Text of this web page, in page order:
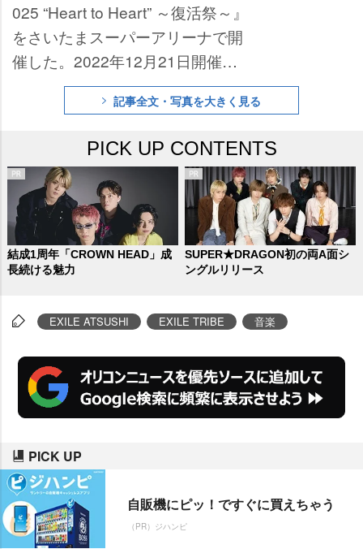
025 “Heart to Heart” ～復活祭～』
をさいたまスーパーアリーナで開
催した。2022年12月21日開催の
東京ドーム公演以来、843日ぶり
の本格的なライブステージとなっ
謝を伝えた。
記事全文・写真を大きく見る
PICK UP CONTENTS
結成1周年「CROWN HEAD」成
長続ける魅力
SUPER★DRAGON初の両A面シ
ングルリリース
EXILE ATSUSHI EXILE TRIBE 音楽
PICK UP
自販機にピッ！ですぐに買えちゃう
（PR）ジハンピ